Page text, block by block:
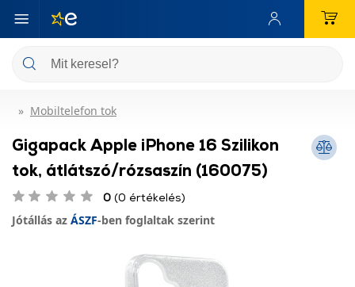
Mobiltelefon tok
Gigapack Apple iPhone 16 Szilikon
tok, átlátszó/rózsaszín (160075)
0 (0 értékelés)
Jótállás az ÁSZF-ben foglaltak szerint